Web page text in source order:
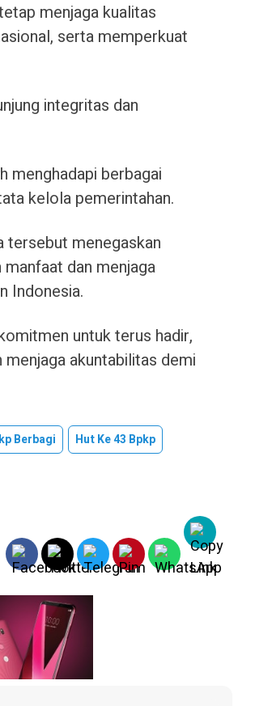
menjaga kualitas
serta memperkuat
integritas dan
menghadapi berbagai
kelola pemerintahan.
tersebut menegaskan
dan menjaga
Indonesia.
untuk terus hadir,
akuntabilitas demi
Berbagi
Hut Ke 43 Bpkp